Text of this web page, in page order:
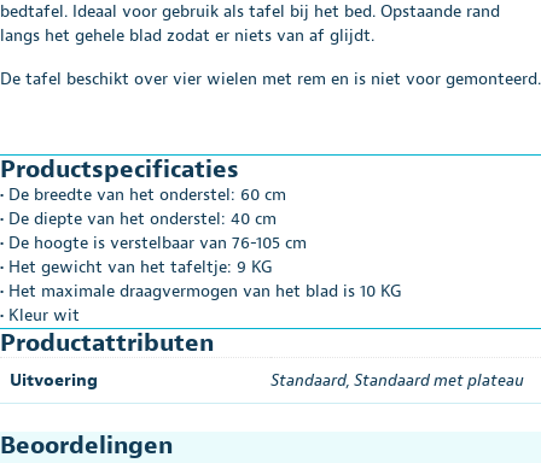
bedtafel. Ideaal voor gebruik als tafel bij het bed. Opstaande rand
langs het gehele blad zodat er niets van af glijdt.
De tafel beschikt over vier wielen met rem en is niet voor gemonteerd.
Productspecificaties
• De breedte van het onderstel: 60 cm
• De diepte van het onderstel: 40 cm
• De hoogte is verstelbaar van 76-105 cm
• Het gewicht van het tafeltje: 9 KG
• Het maximale draagvermogen van het blad is 10 KG
• Kleur wit
Productattributen
Uitvoering Standaard, Standaard met plateau
Beoordelingen